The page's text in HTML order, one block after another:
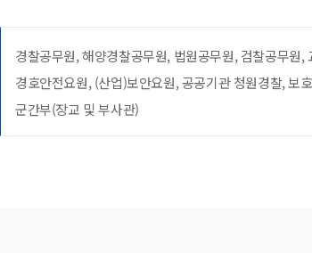
경찰공무원, 해양경찰공무원, 법원공무원, 검찰공무원,
경호안전요원, (산업)보안요원, 공공기관 청원경찰, 보
군간부(장교 및 부사관)